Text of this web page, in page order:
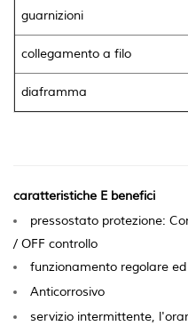
guarnizioni
collegamento a filo
diaframma
caratteristiche E benefici
pressostato protezione:
/ OFF controllo
funzionamento regolare
Anticorrosivo
servizio intermittente,